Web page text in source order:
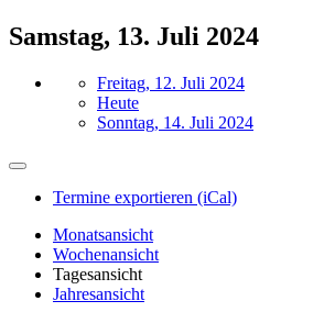
Samstag, 13. Juli 2024
Freitag, 12. Juli 2024
Heute
Sonntag, 14. Juli 2024
Termine exportieren (iCal)
Monatsansicht
Wochenansicht
Tagesansicht
Jahresansicht